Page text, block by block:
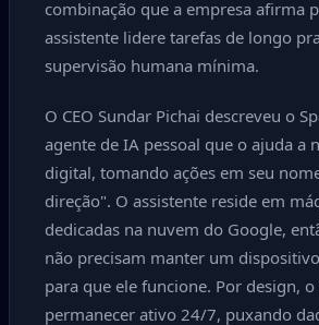
combinação que a empresa afirma
assistente lidere tarefas de longo
supervisão humana mínima.
O CEO Sundar Pichai descreveu o
agente de IA pessoal que o ajuda a
digital, tomando ações em seu
direção". O assistente reside em
dedicadas na nuvem do Google,
não precisam manter um
para que ele funcione. Por design,
permanecer ativo 24/7, puxando